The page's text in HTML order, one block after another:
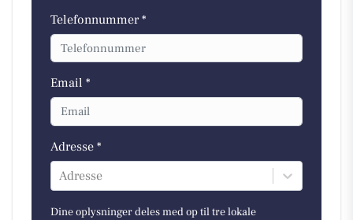
Telefonnummer *
Email *
Adresse *
Adresse
Dine oplysninger deles med op til tre lokale